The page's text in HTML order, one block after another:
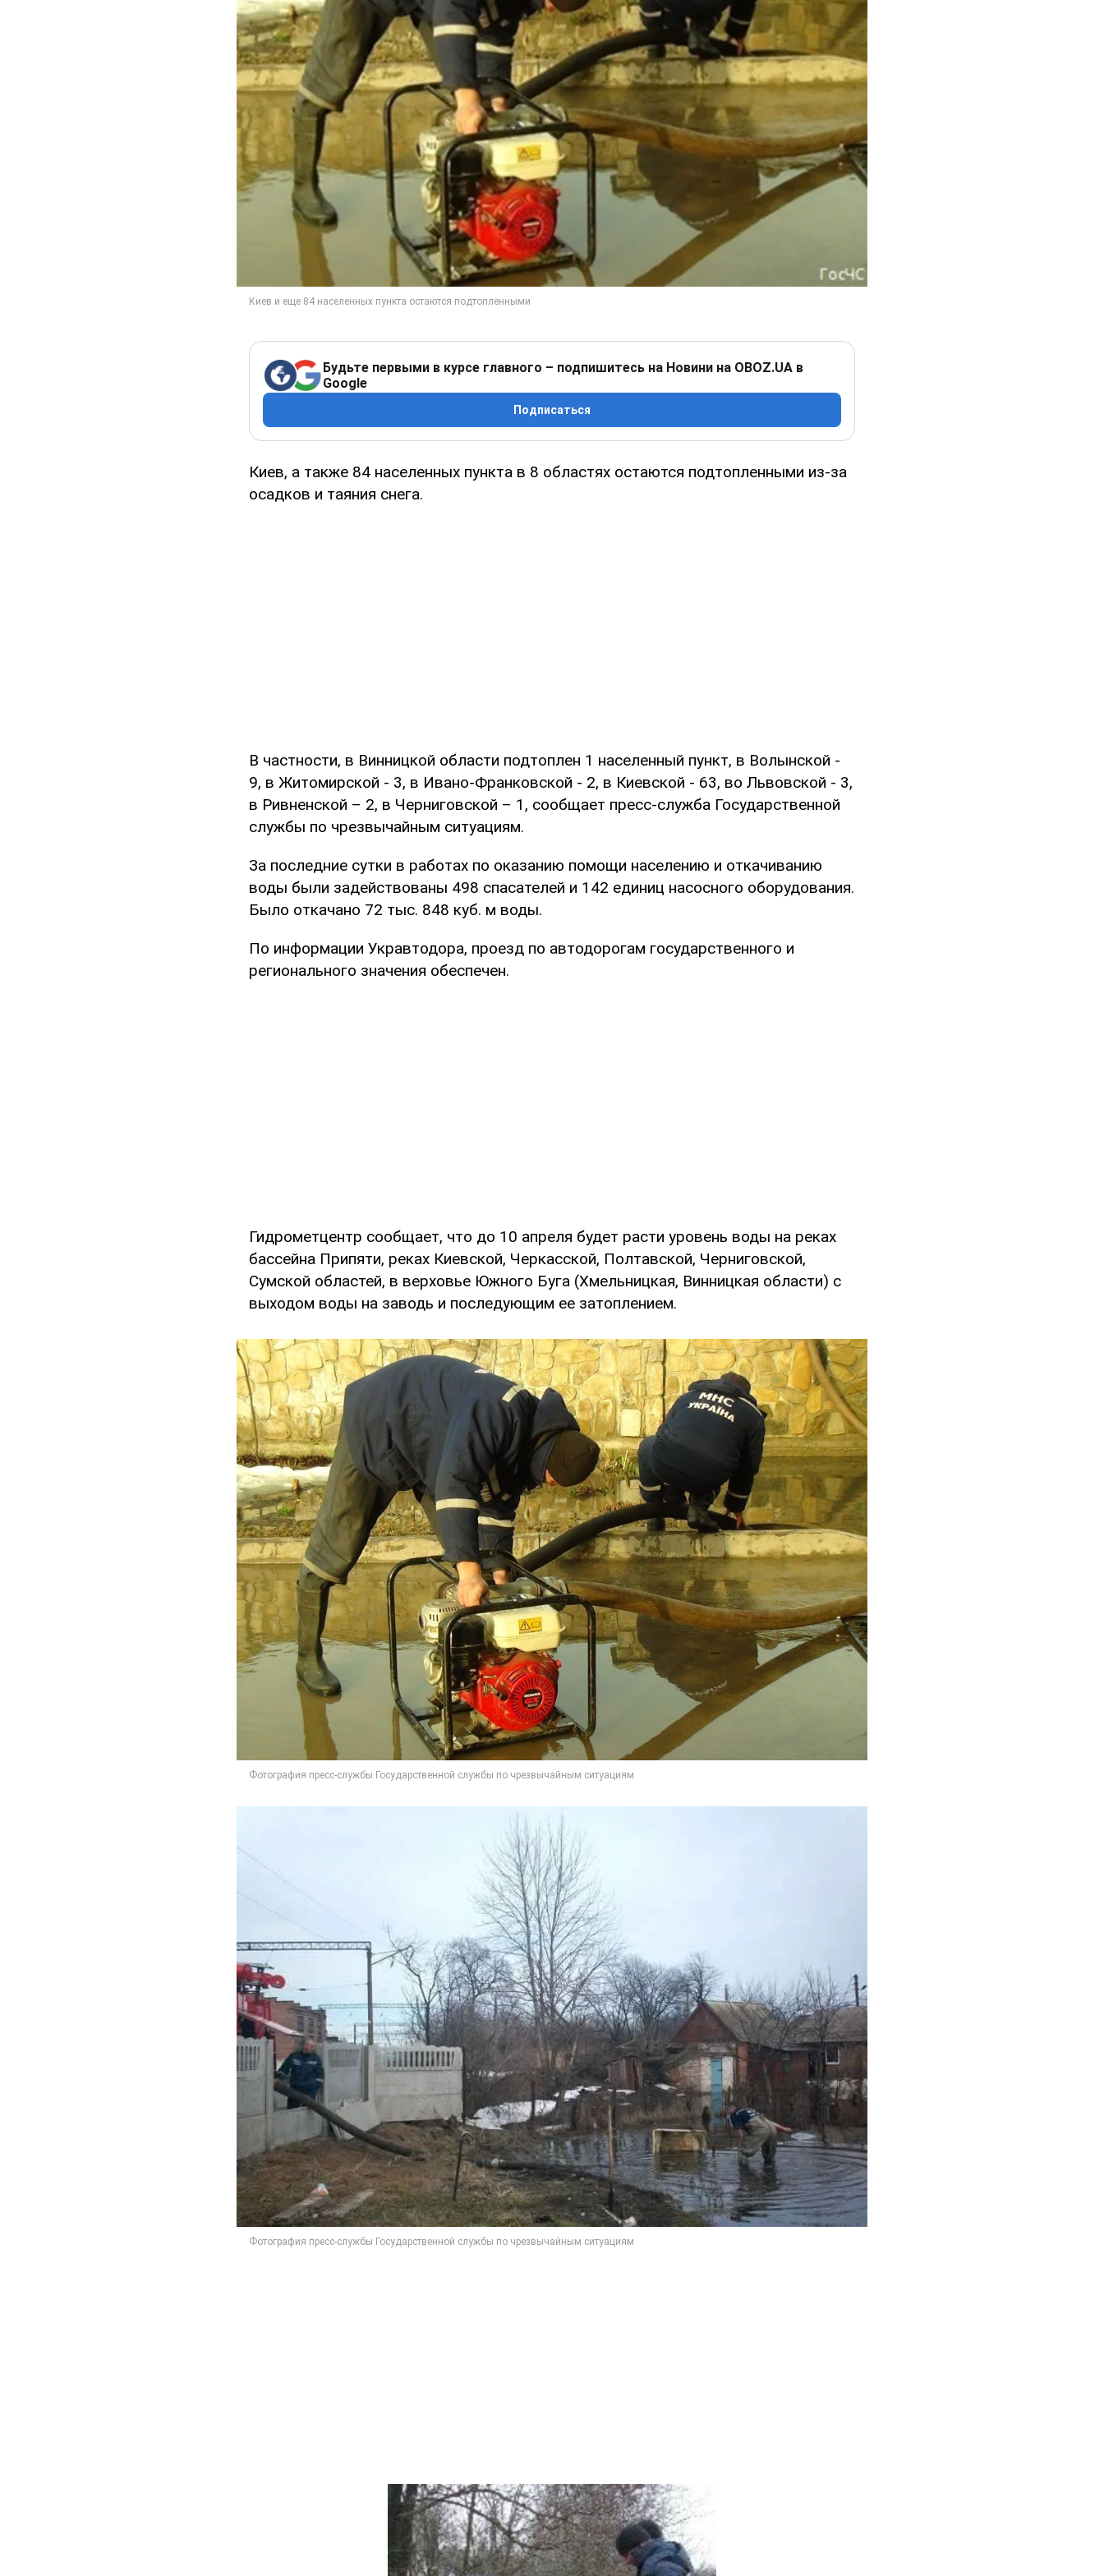
Будьте первыми в курсе главного – подпишитесь на Новини на OBOZ.UA в
Google
Подписаться
Киев, а также 84 населенных пункта в 8 областях остаются подтопленными из-за
осадков и таяния снега.
В частности, в Винницкой области подтоплен 1 населенный пункт, в Волынской -
9, в Житомирской - 3, в Ивано-Франковской - 2, в Киевской - 63, во Львовской - 3,
в Ривненской – 2, в Черниговской – 1, сообщает пресс-служба Государственной
службы по чрезвычайным ситуациям.
За последние сутки в работах по оказанию помощи населению и откачиванию
воды были задействованы 498 спасателей и 142 единиц насосного оборудования.
Было откачано 72 тыс. 848 куб. м воды.
По информации Укравтодора, проезд по автодорогам государственного и
регионального значения обеспечен.
Гидрометцентр сообщает, что до 10 апреля будет расти уровень воды на реках
бассейна Припяти, реках Киевской, Черкасской, Полтавской, Черниговской,
Сумской областей, в верховье Южного Буга (Хмельницкая, Винницкая области) с
выходом воды на заводь и последующим ее затоплением.